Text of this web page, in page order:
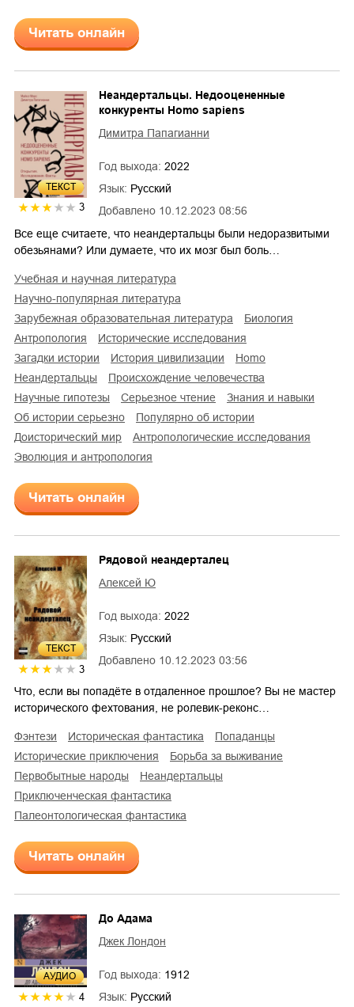
Читать онлайн
ТЕКСТ
3 Добавлено 10.12.2023 08:56
Неандертальцы. Недооцененные
конкуренты Homo sapiens
Димитра Папагианни
Год выхода: 2022
Язык: Русский
Все еще считаете, что неандертальцы были недоразвитыми
обезьянами? Или думаете, что их мозг был боль…
учебная и научная литература
научно-популярная литература
зарубежная образовательная литература
биология
антропология
исторические исследования
загадки истории
история цивилизации
homo
неандертальцы
происхождение человечества
научные гипотезы
серьезное чтение
знания и навыки
об истории серьезно
популярно об истории
доисторический мир
антропологические исследования
эволюция и антропология
Читать онлайн
ТЕКСТ
3
Добавлено 10.12.2023 03:56
Рядовой неандерталец
Алексей Ю
Год выхода: 2022
Язык: Русский
Что, если вы попадёте в отдаленное прошлое? Вы не мастер
исторического фехтования, не ролевик-реконс…
фэнтези историческая фантастика
попаданцы
исторические приключения
борьба за выживание
первобытные народы
неандертальцы
приключенческая фантастика
палеонтологическая фантастика
Читать онлайн
AУДИО
4
До Адама
Джек Лондон
Год выхода: 1912
Язык: Русский